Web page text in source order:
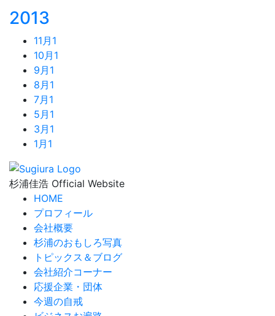
2013
11月 1
10月 1
9月 1
8月 1
7月 1
5月 1
3月 1
1月 1
杉浦佳浩 Official Website
HOME
プロフィール
会社概要
杉浦のおもしろ写真
トピックス＆ブログ
会社紹介コーナー
応援企業・団体
今週の自戒